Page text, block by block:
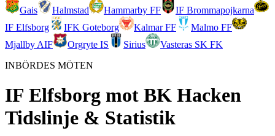
Gais
Halmstad Hammarby FF
IF Brommapojkarna
IF Elfsborg
IFK Goteborg Kalmar FF
Malmo FF
Mjallby AIF
Orgryte IS Sirius
Vasteras SK FK
INBÖRDES MÖTEN
IF Elfsborg mot BK Hacken
Tidslinje & Statistik